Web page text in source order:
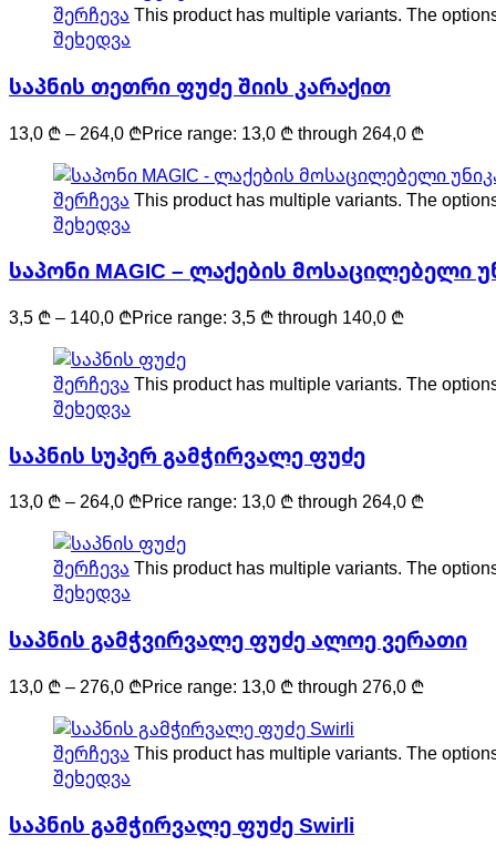
შერჩევა This product has multiple variants. The
შეხედვა
საპნის თეთრი ფუძე შიის კარაქით
13,0 ₾–264,0 ₾Price range: 13,0 ₾ through 264,0 ₾
შერჩევა This product has multiple variants. The
შეხედვა
საპონი MAGIC – ლაქების მოსაცილებელი
3,5 ₾– 140,0 ₾Price range: 3,5 ₾ through 140,0 ₾
შერჩევა This product has multiple variants. The
შეხედვა
საპნის სუპერ გამჭირვალე ფუძე
13,0 ₾–264,0 ₾Price range: 13,0 ₾ through 264,0 ₾
შერჩევა This product has multiple variants. The
შეხედვა
საპნის გამჭვირვალე ფუძე ალოე ვერათი
13,0 ₾–276,0 ₾Price range: 13,0 ₾ through 276,0 ₾
შერჩევა This product has multiple variants. The
შეხედვა
საპნის გამჭირვალე ფუძე Swirli